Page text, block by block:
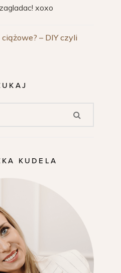
xoxo
– DIY czyli
KUDELA